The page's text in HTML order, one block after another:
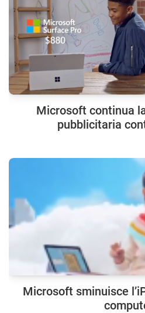
Microsoft continua
pubblicitaria
Microsoft sminuisce